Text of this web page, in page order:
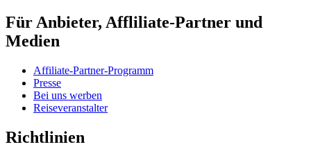
Für Anbieter, Affliliate-Partner und
Medien
Affiliate-Partner-Programm
Presse
Bei uns werben
Reiseveranstalter
Richtlinien